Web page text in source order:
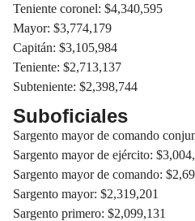
Teniente coronel: $4,340,595
Mayor: $3,774,179
Capitán: $3,105,984
Teniente: $2,713,137
Subteniente: $2,398,744
Suboficiales
Sargento mayor de comando
Sargento mayor de ejército:
Sargento mayor de comando:
Sargento mayor: $2,319,201
Sargento primero: $2,099,131